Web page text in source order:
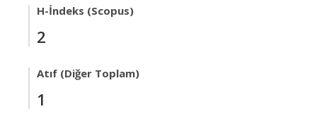
H-İndeks (Scopus)
2
Atıf (Diğer Toplam)
1